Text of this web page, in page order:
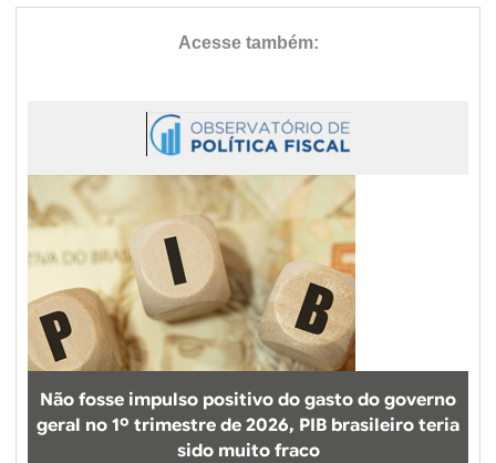
Não fosse impulso positivo do gasto do governo
geral no 1º trimestre de 2026, PIB brasileiro teria
sido muito fraco